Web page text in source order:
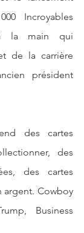
Incroyables
la main qui
de la carrière
président
des cartes
des
des cartes
argent. Cowboy
Business